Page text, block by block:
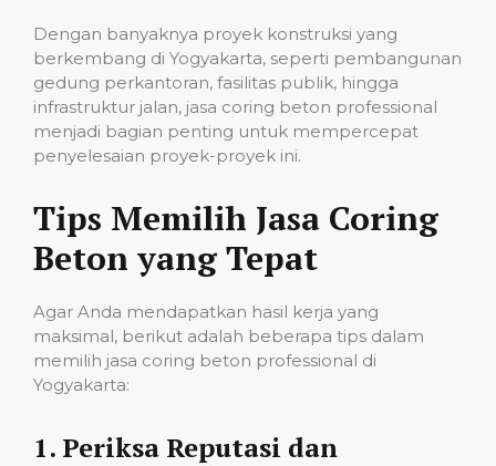
Dengan banyaknya proyek konstruksi yang
berkembang di Yogyakarta, seperti pembangunan
gedung perkantoran, fasilitas publik, hingga
infrastruktur jalan, jasa coring beton professional
menjadi bagian penting untuk mempercepat
penyelesaian proyek-proyek ini.
Tips Memilih Jasa Coring
Beton yang Tepat
Agar Anda mendapatkan hasil kerja yang
maksimal, berikut adalah beberapa tips dalam
memilih jasa coring beton professional di
Yogyakarta:
1. Periksa Reputasi dan